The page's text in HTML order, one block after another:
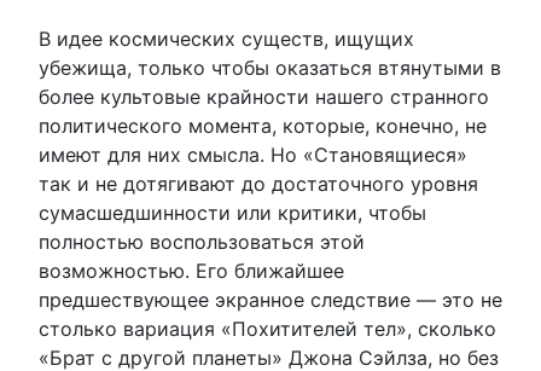
В идее космических существ, ищущих
убежища, только чтобы оказаться втянутыми в
более культовые крайности нашего странного
политического момента, которые, конечно, не
имеют для них смысла. Но «Становящиеся»
так и не дотягивают до достаточного уровня
сумасшедшинности или критики, чтобы
полностью воспользоваться этой
возможностью. Его ближайшее
предшествующее экранное следствие — это не
столько вариация «Похитителей тел», сколько
«Брат с другой планеты» Джона Сэйлза, но без